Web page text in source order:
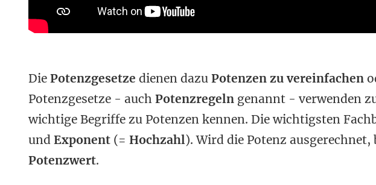
Die Potenzgesetze dienen dazu Potenzen zu vereinfachen
Potenzgesetze - auch Potenzregeln genannt - verwenden
wichtige Begriffe zu Potenzen kennen. Die wichtigsten
und Exponent (= Hochzahl). Wird die Potenz
Potenzwert.